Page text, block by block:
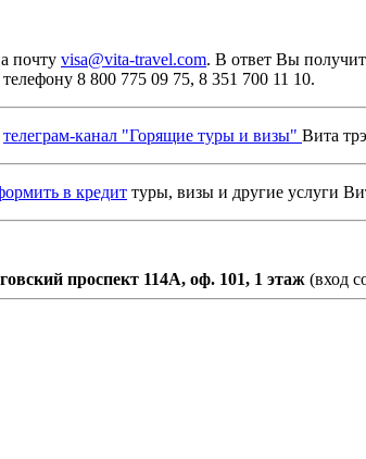
почту visa@vita-travel.com. В ответ Вы
8 800 775 09 75, 8 351 700 11 10.
телеграм-канал "Горящие туры и визы" Вита
в кредит туры, визы и другие услуги
проспект 114А, оф. 101, 1 этаж (вход